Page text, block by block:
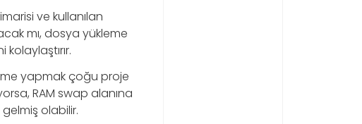
ve kullanılan
mı, dosya yükleme
yapmak çoğu proje
RAM swap alanına
olabilir.